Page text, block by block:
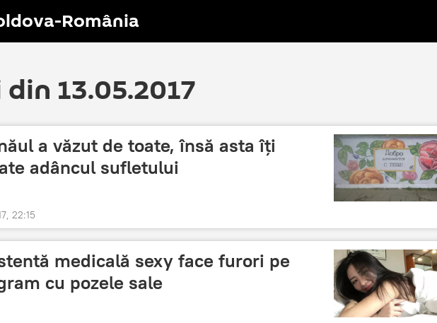
România
13.05.2017
a văzut de toate, însă asta îți
adâncul sufletului
22:15
medicală sexy face furori pe
cu pozele sale